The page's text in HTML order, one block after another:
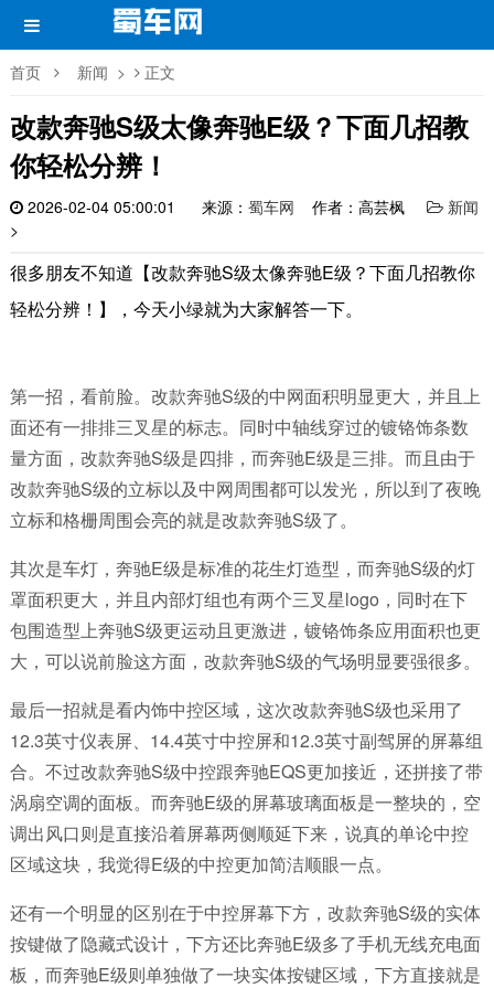
首页 新闻 > 正文
改款奔驰S级太像奔驰E级？下面几招教
你轻松分辨！
2026-02-04 05:00:01 来源： 蜀车网 作者：高芸枫
新闻
>
很多朋友不知道【改款奔驰S级太像奔驰E级？下面几招教你
轻松分辨！】，今天小绿就为大家解答一下。
第一招，看前脸。 改款奔驰S级的中网面积明显更大，并且上
面还有一排排三叉星的标志。同时中轴线穿过的镀铬饰条数
量方面，改款奔驰S级是四排，而奔驰E级是三排。而且由于
改款奔驰S级的立标以及中网周围都可以发光，所以到了夜晚
立标和格栅周围会亮的就是改款奔驰S级了。
其次是车灯， 奔驰E级是标准的花生灯造型，而奔驰S级的灯
罩面积更大 ， 并且内部灯组也有两个三叉星logo ， 同时在下
包围造型上奔驰S级更运动且更激进，镀铬饰条应用面积也更
大，可以说前脸这方面，改款奔驰S级的气场明显要强很多。
最后一招就是看内饰中控区域，这次改款奔驰S级也采用了
12.3英寸仪表屏、 14.4英寸中控屏和12.3英寸副驾屏的屏幕组
合。 不过改款奔驰S级中控跟奔驰EQS更加接近 ， 还拼接了带
涡扇空调的面板。 而奔驰E级的屏幕玻璃面板是一整块的，空
调出风口则是直接沿着屏幕两侧顺延下来，说真的单论中控
区域这块，我觉得E级的中控更加简洁顺眼一点。
还有一个明显的区别在于中控屏幕下方，改款奔驰S级的实体
按键做了隐藏式设计，下方还比奔驰E级多了手机无线充电面
板，而奔驰E级则单独做了一块实体按键区域，下方直接就是